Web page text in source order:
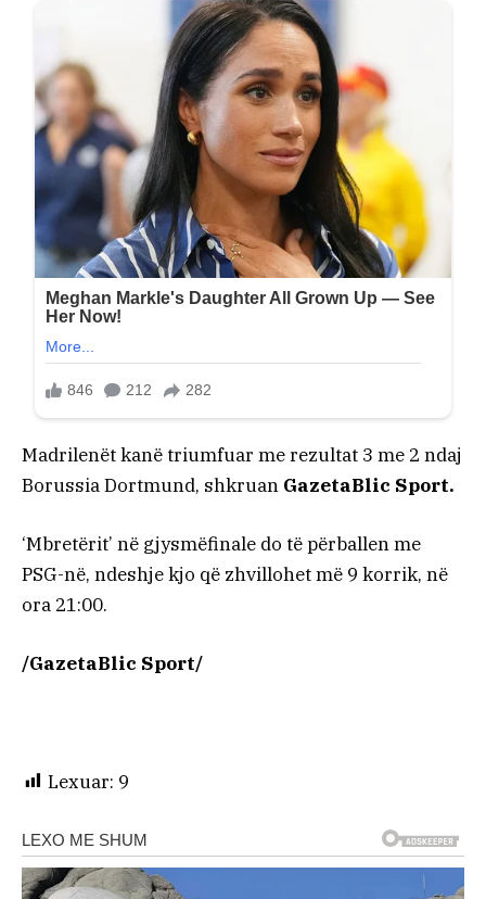
Madrilenët kanë triumfuar me rezultat 3 me 2 ndaj
Borussia Dortmund, shkruan GazetaBlic Sport.
‘Mbretërit’ në gjysmëfinale do të përballen me
PSG-në, ndeshje kjo që zhvillohet më 9 korrik, në
ora 21:00.
/GazetaBlic Sport/
Lexuar: 9